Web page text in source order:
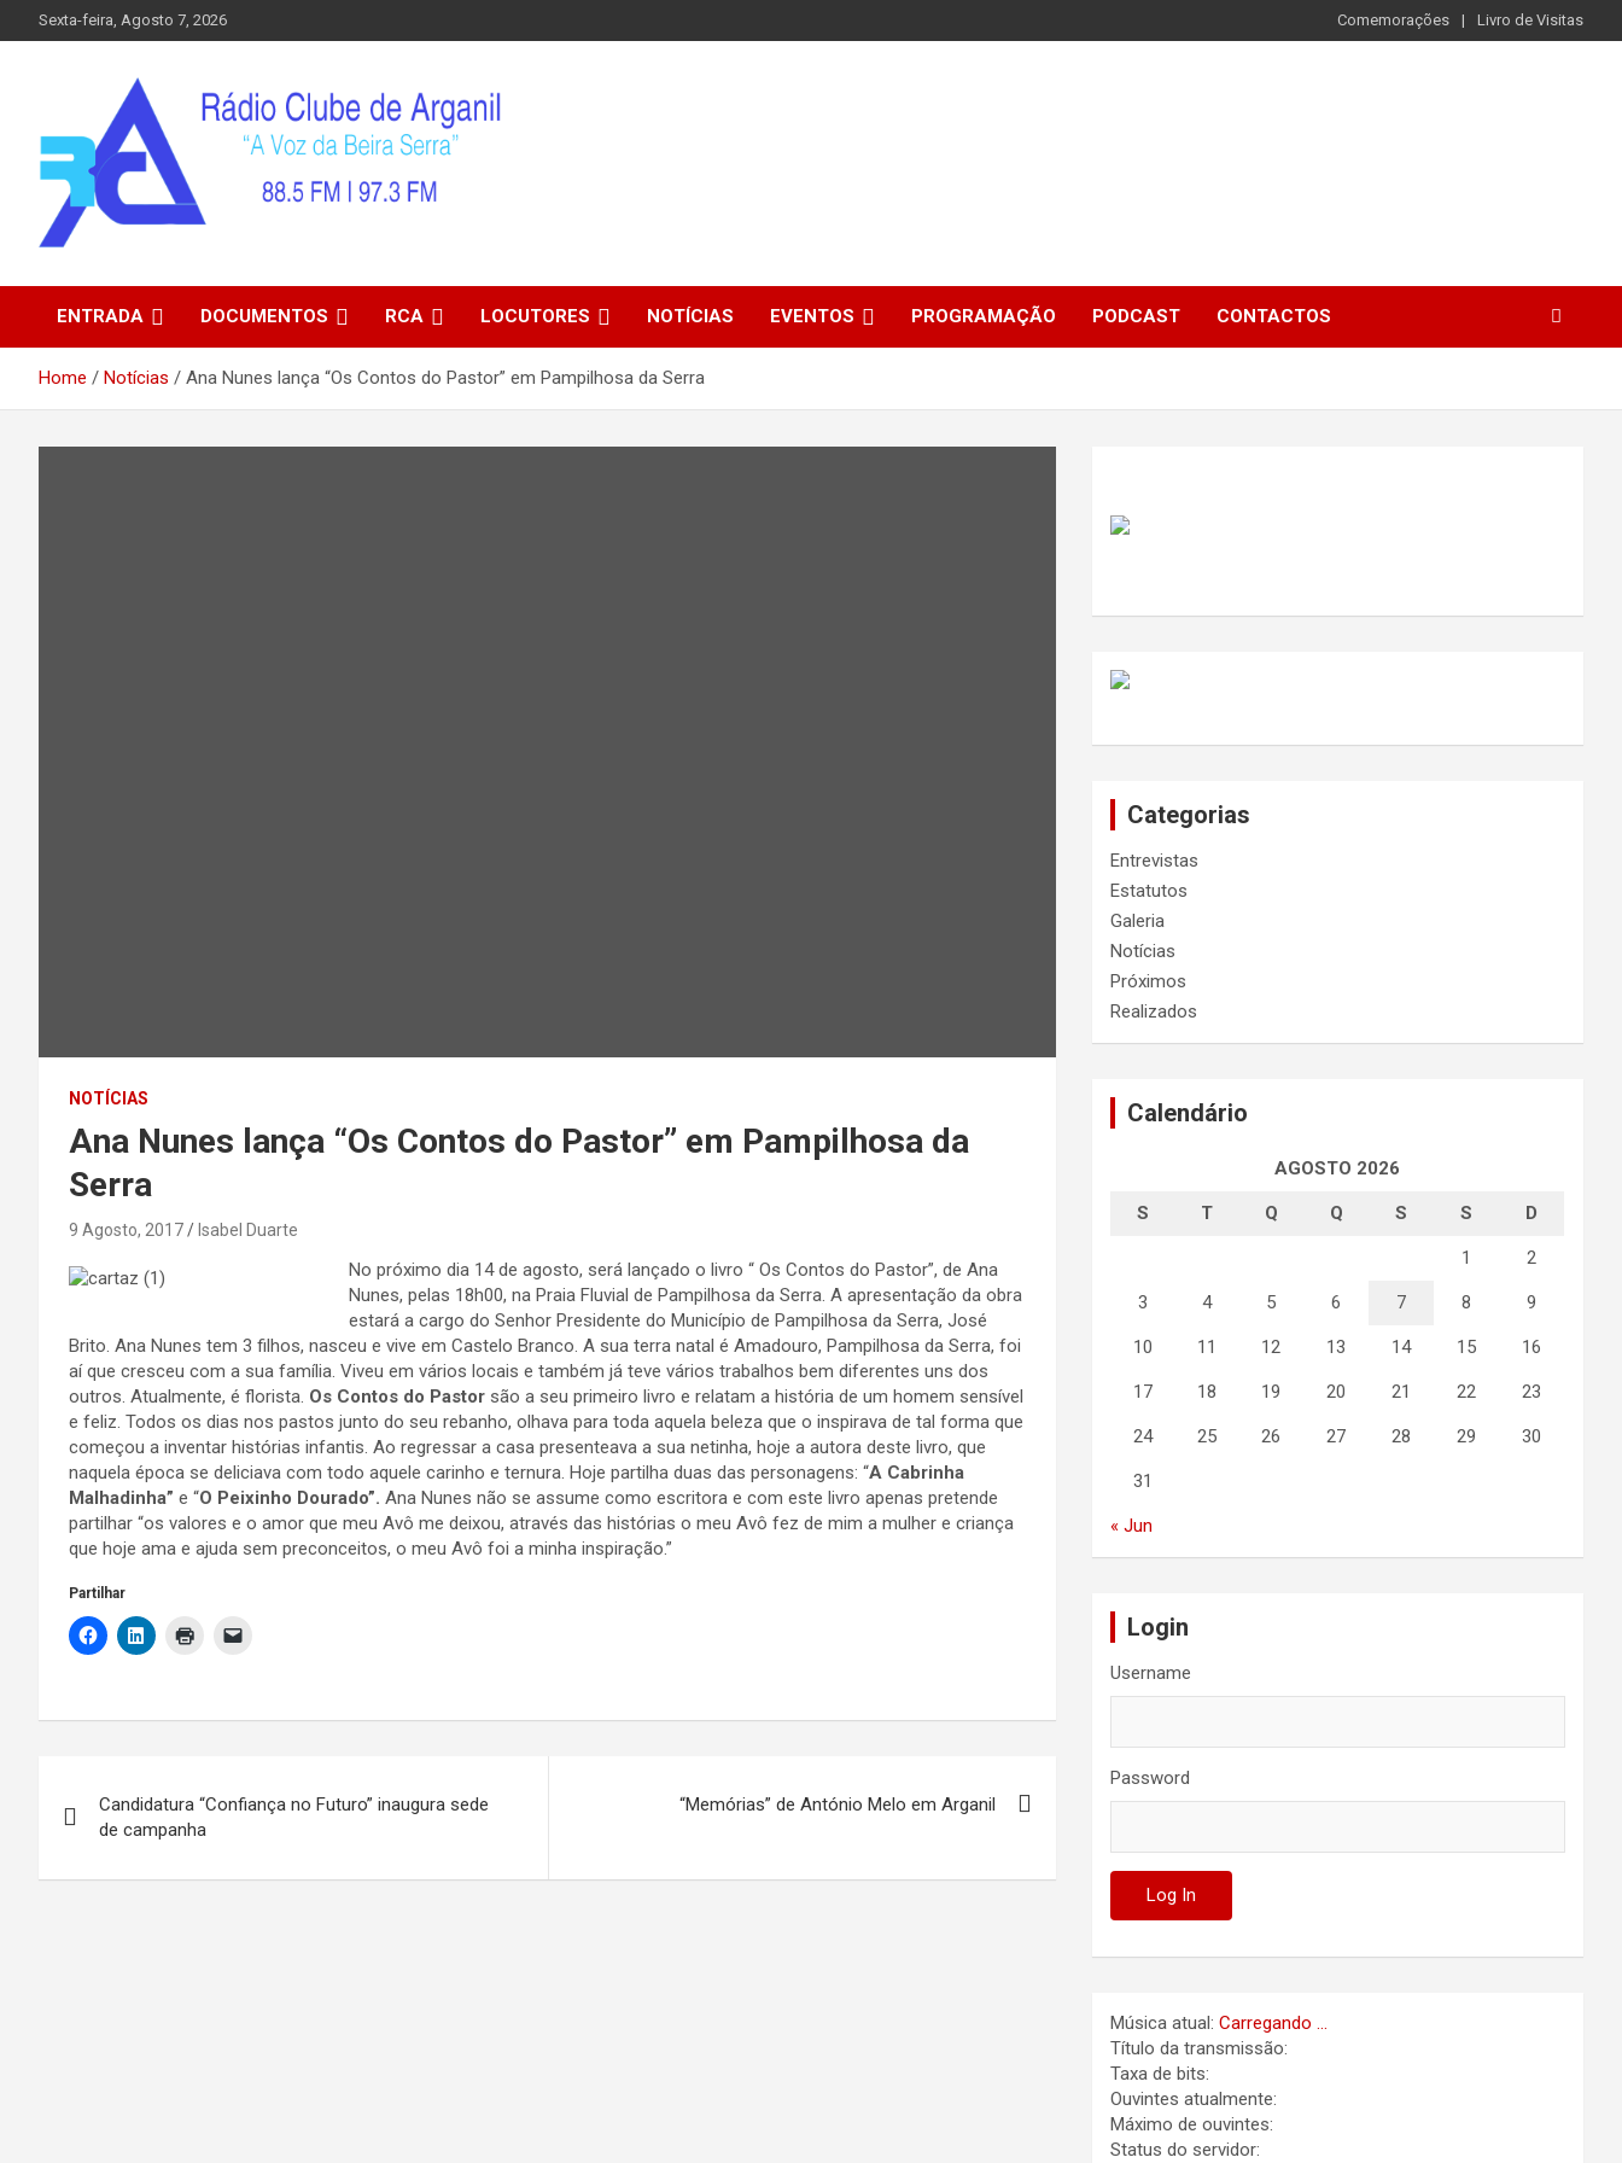
to
Sexta-feira, Agosto 7, 2026 Comemorações Livro de Visitas
ENTRADA DOCUMENTOS RCA LOCUTORES NOTÍCIAS EVENTOS PROGRAMAÇÃO PODCAST CONTACTOS
Home Notícias Ana Nunes lança “Os Contos do Pastor” em Pampilhosa da Serra
NOTÍCIAS
Ana Nunes lança “Os Contos do Pastor” em Pampilhosa da
Serra
9 Agosto, 2017 Isabel Duarte
No próximo dia 14 de agosto, será lançado o livro “ Os Contos do Pastor”, de Ana
Nunes, pelas 18h00, na Praia Fluvial de Pampilhosa da Serra. A apresentação da obra
estará a cargo do Senhor Presidente do Município de Pampilhosa da Serra, José
Brito. Ana Nunes tem 3 filhos, nasceu e vive em Castelo Branco. A sua terra natal é Amadouro, Pampilhosa da Serra, foi
aí que cresceu com a sua família. Viveu em vários locais e também já teve vários trabalhos bem diferentes uns dos
outros. Atualmente, é florista. Os Contos do Pastor são a seu primeiro livro e relatam a história de um homem sensível
e feliz. Todos os dias nos pastos junto do seu rebanho, olhava para toda aquela beleza que o inspirava de tal forma que
começou a inventar histórias infantis. Ao regressar a casa presenteava a sua netinha, hoje a autora deste livro, que
naquela época se deliciava com todo aquele carinho e ternura. Hoje partilha duas das personagens: “A Cabrinha
Malhadinha” e “O Peixinho Dourado”. Ana Nunes não se assume como escritora e com este livro apenas pretende
partilhar “os valores e o amor que meu Avô me deixou, através das histórias o meu Avô fez de mim a mulher e criança
que hoje ama e ajuda sem preconceitos, o meu Avô foi a minha inspiração.”
Partilhar
de
artigos
Candidatura “Confiança no Futuro” inaugura sede
de campanha
“Memórias” de António Melo em Arganil
Categorias
Entrevistas
Estatutos
Galeria
Notícias
Próximos
Realizados
Calendário
AGOSTO 2026
S T Q Q S S D
1 2
3 4 5 6 7 8 9
10 11 12 13 14 15 16
17 18 19 20 21 22 23
24 25 26 27 28 29 30
31
« Jun
Login
Username
Password
Música atual:Carregando ...
Título da transmissão:
Taxa de bits:
Ouvintes atualmente:
Máximo de ouvintes:
Status do servidor: